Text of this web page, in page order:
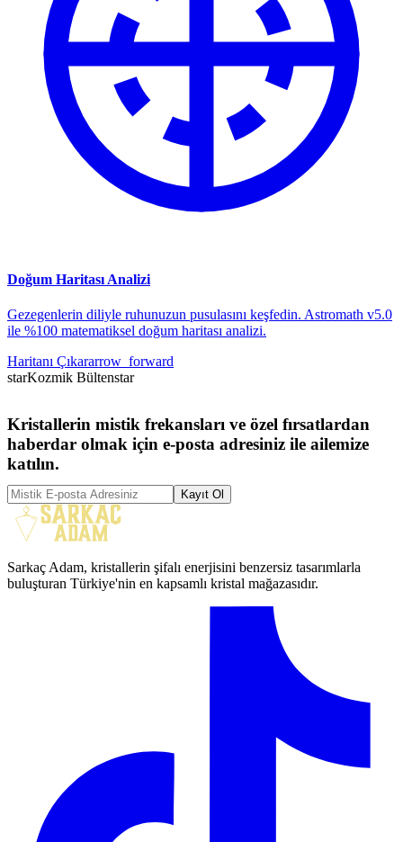
Doğum Haritası Analizi
Gezegenlerin diliyle ruhunuzun pusulasını keşfedin. Astromath v5.0
ile %100 matematiksel doğum haritası analizi.
Haritanı Çıkararrow_forward
starKozmik Bültenstar
Kristallerin mistik frekansları ve özel fırsatlardan
haberdar olmak için e-posta adresiniz ile ailemize
katılın.
Kayıt Ol
Sarkaç Adam, kristallerin şifalı enerjisini benzersiz tasarımlarla
buluşturan Türkiye'nin en kapsamlı kristal mağazasıdır.